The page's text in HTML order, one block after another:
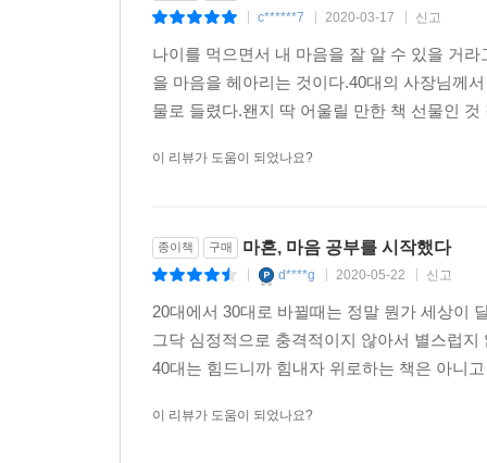
c******7 2020-03-17 신고
나이를 먹으면서 내 마음을 잘 알 수 있을 거
을 마음을 헤아리는 것이다.40대의 사장님께
물로 들렸다.왠지 딱 어울릴 만한 책 선물인
이 리뷰가 도움이 되었나요?
종이책 구매 마흔, 마음 공부를 시작했다
d****g 2020-05-22 신고
20대에서 30대로 바뀔때는 정말 뭔가 세상이
그닥 심정적으로 충격적이지 않아서 별스럽
40대는 힘드니까 힘내자 위로하는 책은 아니
이 리뷰가 도움이 되었나요?